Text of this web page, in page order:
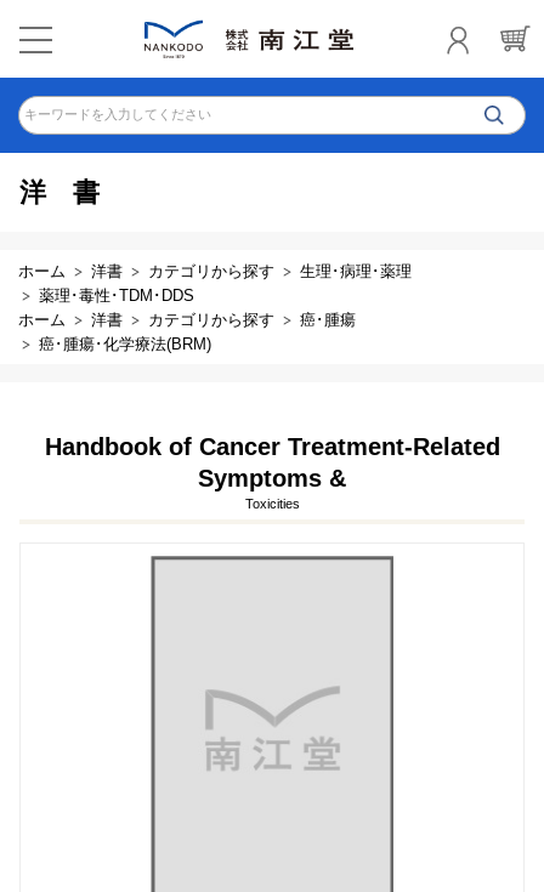
キーワードを入力してください
洋書
ホーム 洋書 カテゴリから探す
生理･病理･薬理
薬理･毒性･TDM･DDS
ホーム
洋書 カテゴリから探す
癌･腫瘍
癌･腫瘍･化学療法(BRM)
Handbook of Cancer Treatment-Related
Symptoms &
Toxicities